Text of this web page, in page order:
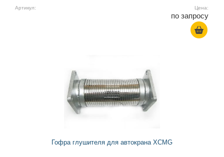
Артикул: Цена:
по запросу
Гофра глушителя для автокрана XCMG